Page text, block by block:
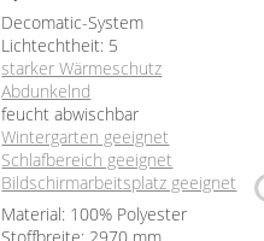
Decomatic-System
Lichtechtheit: 5
starker Wärmeschutz
Abdunkelnd
feucht abwischbar
Wintergarten geeignet
Schlafbereich geeignet
Bildschirmarbeitsplatz geeignet
Material: 100% Polyester